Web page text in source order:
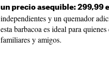
un precio asequible: 299,99
independientes y un quemador
esta barbacoa es ideal para
familiares y amigos.